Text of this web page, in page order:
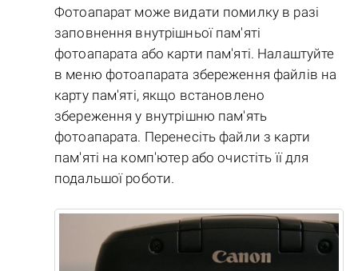
Фотоапарат може видати помилку в разі
заповнення внутрішньої пам'яті
фотоапарата або карти пам'яті. Налаштуйте
в меню фотоапарата збереження файлів на
карту пам'яті, якщо встановлено
збереження у внутрішню пам'ять
фотоапарата. Перенесіть файли з карти
пам'яті на комп'ютер або очистіть її для
подальшої роботи.